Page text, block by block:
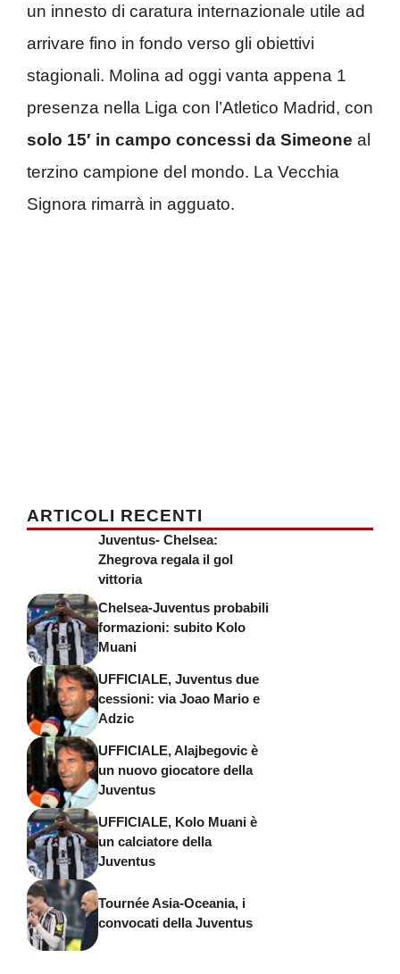
un innesto di caratura internazionale utile ad
arrivare fino in fondo verso gli obiettivi
stagionali. Molina ad oggi vanta appena 1
presenza nella Liga con l’Atletico Madrid, con
solo 15′ in campo concessi da Simeone al
terzino campione del mondo. La Vecchia
Signora rimarrà in agguato.
ARTICOLI RECENTI
Juventus- Chelsea:
Zhegrova regala il gol
vittoria
Chelsea-Juventus probabili
formazioni: subito Kolo
Muani
UFFICIALE, Juventus due
cessioni: via Joao Mario e
Adzic
UFFICIALE, Alajbegovic è
un nuovo giocatore della
Juventus
UFFICIALE, Kolo Muani è
un calciatore della
Juventus
Tournée Asia-Oceania, i
convocati della Juventus